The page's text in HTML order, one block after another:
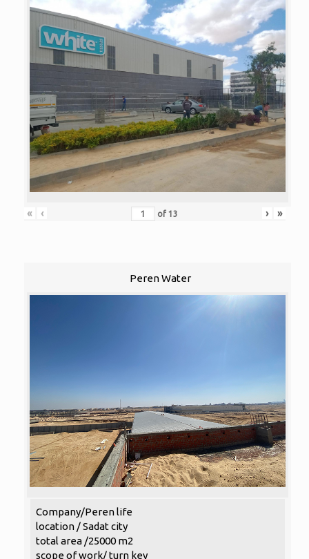
« ‹ of 13 › »
Peren Water
Company/Peren life
location / Sadat city
total area /25000 m2
scope of work/ turn key